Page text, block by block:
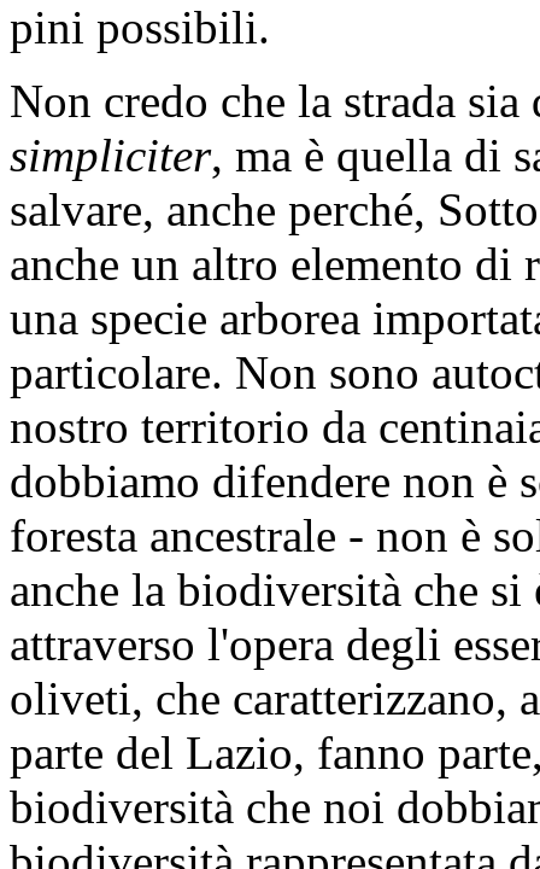
pini possibili.
Non credo che la strada
simpliciter, ma è quella di
salvare, anche perché,
anche un altro elemento
una specie arborea
particolare. Non sono
nostro territorio da
dobbiamo difendere non è
foresta ancestrale - non è
anche la biodiversità che si
attraverso l'opera degli
oliveti, che caratterizzano,
parte del Lazio, fanno
biodiversità che noi